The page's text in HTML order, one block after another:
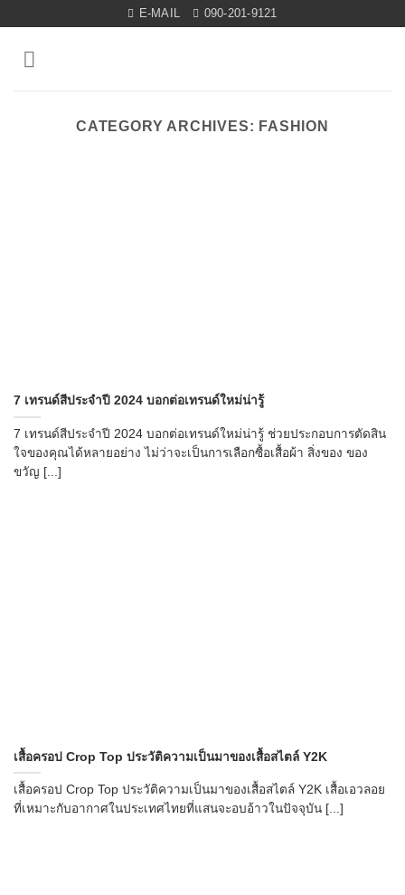
content
E-MAIL 090-201-9121
CATEGORY ARCHIVES: FASHION
7 เทรนด์สีประจำปี 2024 บอกต่อเทรนด์ใหม่น่ารู้
7 เทรนด์สีประจำปี 2024 บอกต่อเทรนด์ใหม่น่ารู้ ช่วยประกอบการตัดสิน
ใจของคุณได้หลายอย่าง ไม่ว่าจะเป็นการเลือกซื้อเสื้อผ้า สิ่งของ ของ
ขวัญ [...]
เสื้อครอป Crop Top ประวัติความเป็นมาของเสื้อสไตล์ Y2K
เสื้อครอป Crop Top ประวัติความเป็นมาของเสื้อสไตล์ Y2K เสื้อเอวลอย
ที่เหมาะกับอากาศในประเทศไทยที่แสนจะอบอ้าวในปัจจุบัน [...]